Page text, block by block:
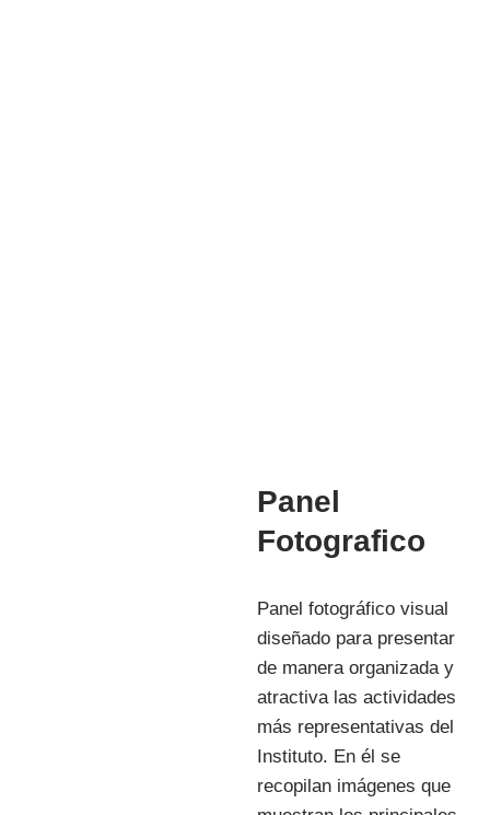
Panel
Fotografico
Panel fotográfico visual
diseñado para presentar
de manera organizada y
atractiva las actividades
más representativas del
Instituto. En él se
recopilan imágenes que